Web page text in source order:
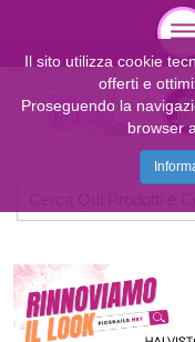
Il sito utilizza cookie
offerti e
Proseguendo la
browser